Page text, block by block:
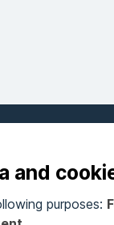
our newsletter
and
purposes: